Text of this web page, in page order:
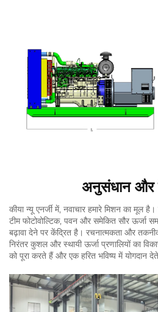
अनुसंधान और
कीया न्यू एनर्जी में, नवाचार हमारे मिशन का मूल
टीम फोटोवोल्टिक, पवन और समेकित सौर ऊर्जा
बढ़ावा देने पर केंद्रित है। रचनात्मकता और
निरंतर कुशल और स्थायी ऊर्जा प्रणालियों का
को पूरा करते हैं और एक हरित भविष्य में योगदान